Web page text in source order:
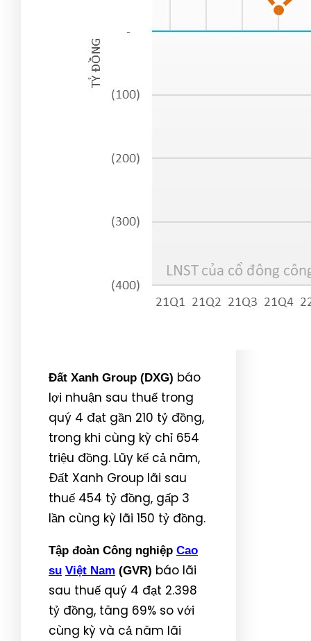
Đất Xanh Group (DXG) báo
lợi nhuận sau thuế trong
quý 4 đạt gần 210 tỷ đồng,
trong khi cùng kỳ chỉ 654
triệu đồng. Lũy kế cả năm,
Đất Xanh Group lãi sau
thuế 454 tỷ đồng, gấp 3
lần cùng kỳ lãi 150 tỷ đồng.
Tập đoàn Công nghiệp Cao
su Việt Nam (GVR) báo lãi
sau thuế quý 4 đạt 2.398
tỷ đồng, tăng 69% so với
cùng kỳ và cả năm lãi